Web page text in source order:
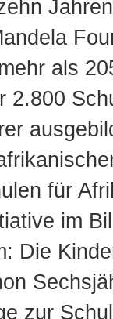
als
2.800
für
im
Die
zur